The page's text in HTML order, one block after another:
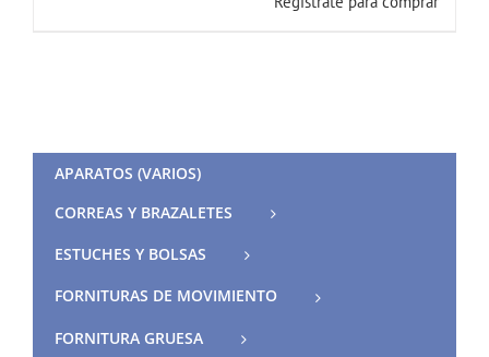
APARATOS (VARIOS)
CORREAS Y BRAZALETES
ESTUCHES Y BOLSAS
FORNITURAS DE MOVIMIENTO
FORNITURA GRUESA